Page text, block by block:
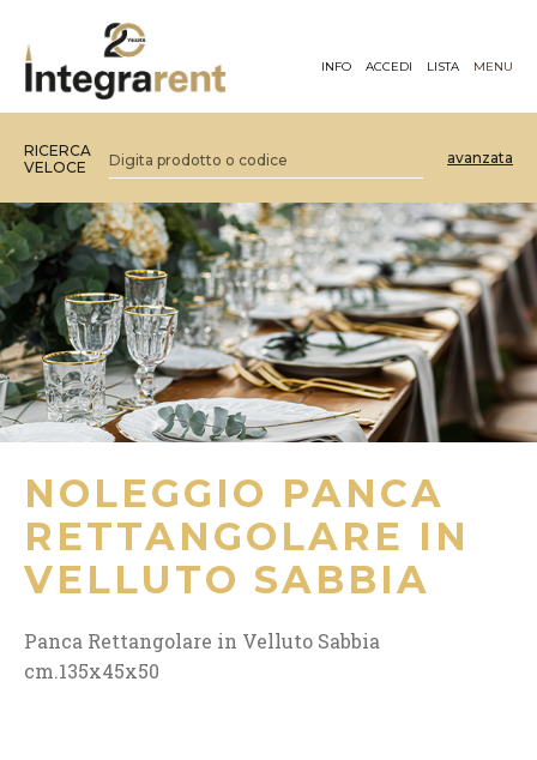
INFO ACCEDI LISTA MENU
RICERCA
VELOCE
avanzata
NOLEGGIO PANCA
RETTANGOLARE IN
VELLUTO SABBIA
Panca Rettangolare in Velluto Sabbia
cm.135x45x50